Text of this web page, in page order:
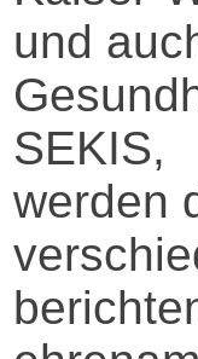
und
SEKIS,
werden